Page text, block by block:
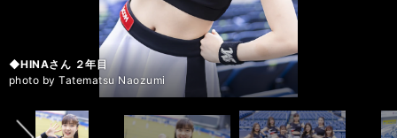
◆ASUKAさん ７年目 リーダー
photo by Tatematsu Naozumi
◆ASUKAさん ７年目 リーダー
photo by Tatematsu Naozumi
◆ASUKAさん ７年目 リーダー
photo by Tatematsu Naozumi
◆ASUKAさん ７年目 リーダー
photo by Tatematsu Naozumi
◆TOKOさん ５年目 サブリーダー
photo by Tatematsu Naozumi
◆TOKOさん ５年目 サブリーダー
photo by Tatematsu Naozumi
◆TOKOさん ５年目 サブリーダー
photo by Tatematsu Naozumi
◆TOKOさん ５年目 サブリーダー
photo by Tatematsu Naozumi
◆YUKAさん ４年目 サブリーダー
photo by Tatematsu Naozumi
◆YUKAさん ４年目 サブリーダー
photo by Tatematsu Naozumi
◆YUKAさん ４年目 サブリーダー
photo by Tatematsu Naozumi
◆YUKAさん ４年目 サブリーダー
photo by Tatematsu Naozumi
◆MINAMIさん ３年目
photo by Tatematsu Naozumi
◆MINAMIさん ３年目
photo by Tatematsu Naozumi
◆MINAMIさん ３年目
photo by Tatematsu Naozumi
◆MINAMIさん ３年目
photo by Tatematsu Naozumi
◆RINOさん ２年目
photo by Tatematsu Naozumi
◆RINOさん ２年目
photo by Tatematsu Naozumi
◆RINOさん ２年目
photo by Tatematsu Naozumi
◆RINOさん ２年目
photo by Tatematsu Naozumi
◆MANAMIさん ６年目
photo by Tatematsu Naozumi
◆MANAMIさん ６年目
photo by Tatematsu Naozumi
◆MANAMIさん ６年目
photo by Tatematsu Naozumi
◆MANAMIさん ６年目
photo by Tatematsu Naozumi
◆YUKIさん ７年目
photo by Tatematsu Naozumi
◆YUKIさん ７年目
photo by Tatematsu Naozumi
◆YUKIさん ７年目
photo by Tatematsu Naozumi
◆YUKIさん ７年目
photo by Tatematsu Naozumi
◆MOEMIさん ２年目
photo by Tatematsu Naozumi
◆MOEMIさん ２年目
photo by Tatematsu Naozumi
◆MOEMIさん ２年目
photo by Tatematsu Naozumi
◆MOEMIさん ２年目
photo by Tatematsu Naozumi
◆YUIさん ５年目
photo by Tatematsu Naozumi
◆YUIさん ５年目
photo by Tatematsu Naozumi
◆YUIさん ５年目
photo by Tatematsu Naozumi
◆YUIさん ５年目
photo by Tatematsu Naozumi
◆HINAさん ２年目
photo by Tatematsu Naozumi
◆HINAさん ２年目
photo by Tatematsu Naozumi
◆HINAさん ２年目
photo by Tatematsu Naozumi
◆HINAさん ２年目
photo by Tatematsu Naozumi
M☆Splash!!のメンバーたち
photo by Tatematsu Naozumi
前へ